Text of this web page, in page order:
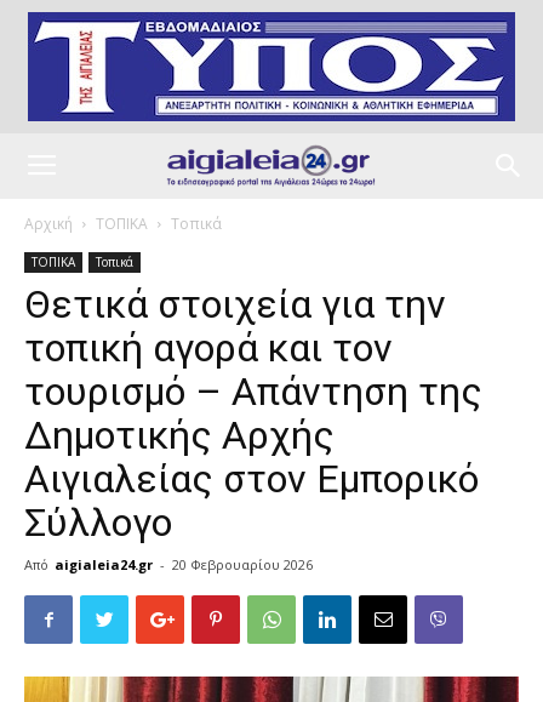
Αρχική ΤΟΠΙΚΑ Τοπικά
ΤΟΠΙΚΑ Τοπικά
Θετικά στοιχεία για την
τοπική αγορά και τον
τουρισμό – Απάντηση της
Δημοτικής Αρχής
Αιγιαλείας στον Εμπορικό
Σύλλογο
Από aigialeia24.gr - 20 Φεβρουαρίου 2026